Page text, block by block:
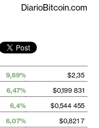
DiarioBitcoin.com
9,69%
$2,35
6,47%
$0,199 831
6,4%
$0,544 455
6,07%
$0,821 7